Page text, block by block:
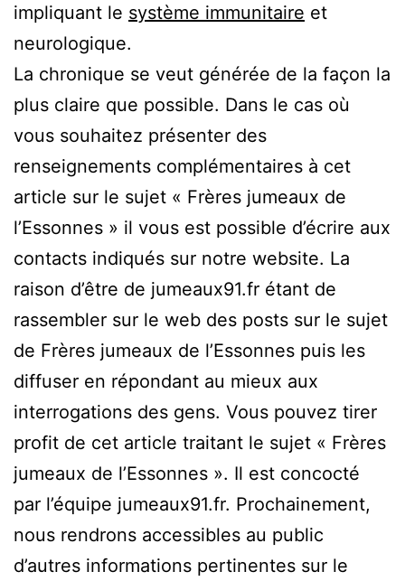
impliquant le système immunitaire et
neurologique.
La chronique se veut générée de la façon la
plus claire que possible. Dans le cas où
vous souhaitez présenter des
renseignements complémentaires à cet
article sur le sujet « Frères jumeaux de
l’Essonnes » il vous est possible d’écrire aux
contacts indiqués sur notre website. La
raison d’être de jumeaux91.fr étant de
rassembler sur le web des posts sur le sujet
de Frères jumeaux de l’Essonnes puis les
diffuser en répondant au mieux aux
interrogations des gens. Vous pouvez tirer
profit de cet article traitant le sujet « Frères
jumeaux de l’Essonnes ». Il est concocté
par l’équipe jumeaux91.fr. Prochainement,
nous rendrons accessibles au public
d’autres informations pertinentes sur le